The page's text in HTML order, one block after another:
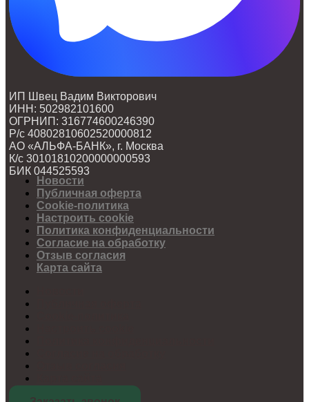
ИП Швец Вадим Викторович
ИНН: 502982101600
ОГРНИП: 316774600246390
Р/с 40802810602520000812
АО «АЛЬФА-БАНК», г. Москва
К/с 30101810200000000593
БИК 044525593
Новости
Публичная оферта
Cookie-политика
Настроить cookie
Политика конфиденциальности
Согласие на обработку
Отзыв согласия
Карта сайта